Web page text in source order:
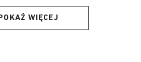
POKAŻ WIĘCEJ